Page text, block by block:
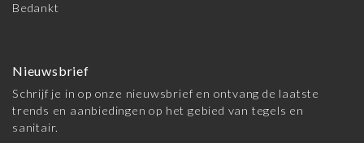
Bedankt
Nieuwsbrief
Schrijf je in op onze nieuwsbrief en ontvang de laatste
trends en aanbiedingen op het gebied van tegels en
sanitair.